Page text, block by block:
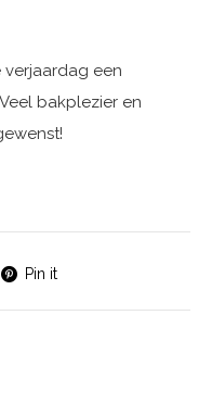
verjaardag een
bakplezier en
Pin it